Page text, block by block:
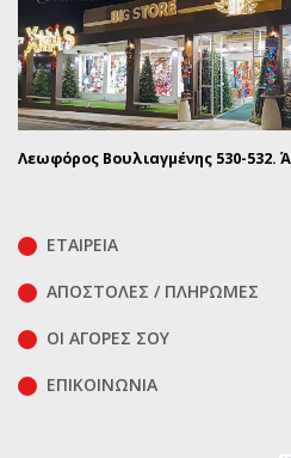
Λεωφόρος Βουλιαγμένης 530-532.
ΕΤΑΙΡΕΙΑ
ΑΠΟΣΤΟΛΕΣ / ΠΛΗΡΩΜΕΣ
ΟΙ ΑΓΟΡΕΣ ΣΟΥ
ΕΠΙΚΟΙΝΩΝΊΑ